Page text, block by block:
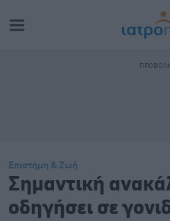
Επιστήμη & Ζωή
Σημαντική
οδηγήσει σε